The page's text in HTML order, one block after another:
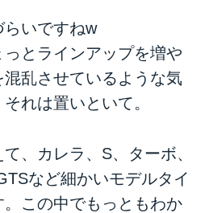
いですねw
っとラインアップを増や
乱させているような気
れは置いといて。
、カレラ、S、ターボ、
など細かいモデルタイ
この中でもっともわか